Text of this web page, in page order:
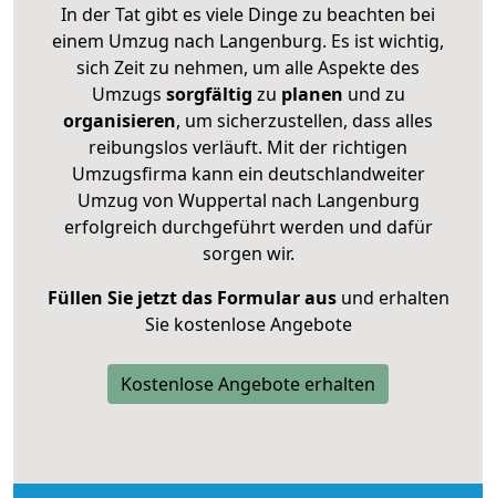
In der Tat gibt es viele Dinge zu beachten bei
einem Umzug nach Langenburg. Es ist wichtig,
sich Zeit zu nehmen, um alle Aspekte des
Umzugs sorgfältig zu planen und zu
organisieren, um sicherzustellen, dass alles
reibungslos verläuft. Mit der richtigen
Umzugsfirma kann ein deutschlandweiter
Umzug von Wuppertal nach Langenburg
erfolgreich durchgeführt werden und dafür
sorgen wir.
Füllen Sie jetzt das Formular ausund erhalten
Sie kostenlose Angebote
Kostenlose Angebote erhalten